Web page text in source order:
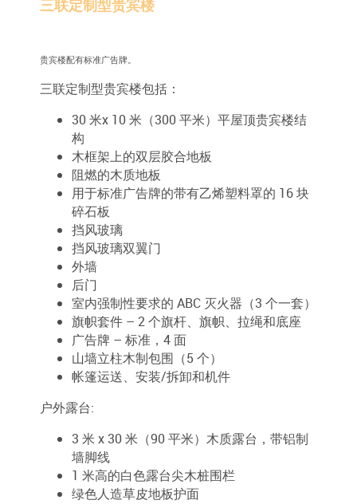
三联定制型贵宾楼
贵宾楼配有标准广告牌。
三联定制型贵宾楼包括：
30 米x 10 米（300 平米）平屋顶贵宾楼结
构
木框架上的双层胶合地板
阻燃的木质地板
用于标准广告牌的带有乙烯塑料罩的 16 块
碎石板
挡风玻璃
挡风玻璃双翼门
外墙
后门
室内强制性要求的 ABC 灭火器（3 个一套）
旗帜套件 – 2 个旗杆、旗帜、拉绳和底座
广告牌 – 标准，4 面
山墙立柱木制包围（5 个）
帐篷运送、安装/拆卸和机件
户外露台:
3 米 x 30 米（90 平米）木质露台，带铝制
墙脚线
1 米高的白色露台尖木桩围栏
绿色人造草皮地板护面